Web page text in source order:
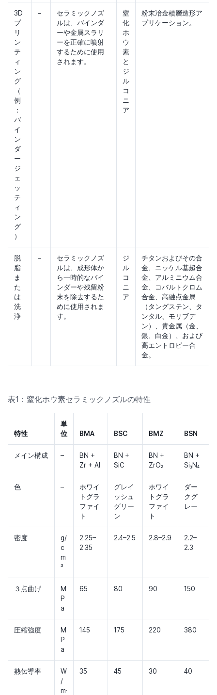
3D
プ
リ
ン
テ
ィ
ン
グ
（
例
：
バ
イ
ン
ダ
ー
ジ
ェ
ッ
テ
ィ
ン
グ
）
–
セラミックノズ
ルは、バインダ
ーや金属スラリ
ーを正確に噴射
するために使用
されます。
窒
化
ホ
ウ
素
と
ジ
ル
コ
ニ
ア
粉末冶金積層造形ア
プリケーション。
脱
脂
ま
た
は
洗
浄
–
セラミックノズ
ルは、成形体か
ら一時的なバイ
ンダーや残留粉
末を除去するた
めに使用されま
す。
ジ
ル
コ
ニ
ア
チタンおよびその合
金、ニッケル基超合
金、アルミニウム合
金、コバルトクロム
合金、高融点金属
（タングステン、タ
ンタル、モリブデ
ン）、貴金属（金、
銀、白金）、および
高エントロピー合
金。
表1：窒化ホウ素セラミックノズルの特性
特性
単
位
BMA BSC BMZ BSN
メイン構成 –
BN +
Zr + Al
BN +
SiC
BN +
ZrO₂
BN +
Si₃N₄
色 –
ホワイ
トグラ
ファイ
ト
グレイ
ッシュ
グリー
ン
ホワイ
トグラ
ファイ
ト
ダー
クグ
レー
密度
g/
c
m
³
2.25–
2.35
2.4–2.5 2.8–2.9
2.2–
2.3
３点曲げ
M
P
a
65 80 90 150
圧縮強度
M
P
a
145 175 220 380
熱伝導率
W
/
m·
35 45 30 40